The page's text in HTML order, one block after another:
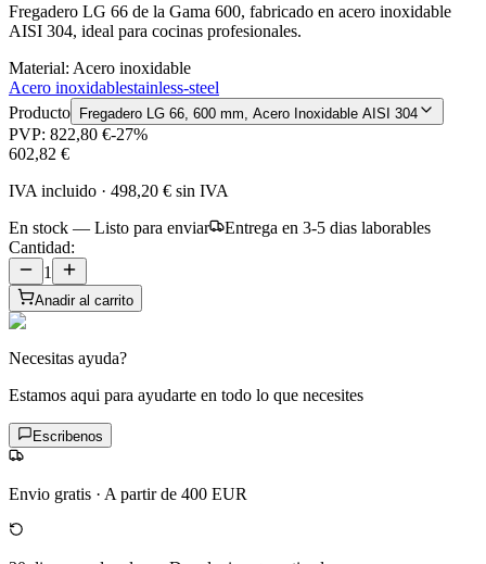
Fregadero LG 66 de la Gama 600, fabricado en acero inoxidable
AISI 304, ideal para cocinas profesionales.
Material: Acero inoxidable
Acero inoxidablestainless-steel
Producto
Fregadero LG 66, 600 mm, Acero Inoxidable AISI 304
PVP: 822,80 €-27%
602,82 €
IVA incluido · 498,20 € sin IVA
En stock — Listo para enviar
Entrega en 3-5 dias laborables
Cantidad:
1
Anadir al carrito
Necesitas ayuda?
Estamos aqui para ayudarte en todo lo que necesites
Escribenos
Envio gratis · A partir de 400 EUR